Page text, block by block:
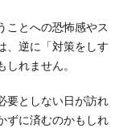
ことへの恐怖感やス
、逆に「対策をしす
れません。
要としない日が訪れ
ずに済むのかもしれ